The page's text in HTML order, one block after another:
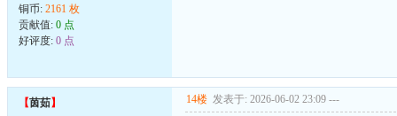
铜币: 2161 枚
贡献值: 0 点
好评度: 0 点
【茵茹】 14楼 发表于: 2026-06-02 23:09 ---